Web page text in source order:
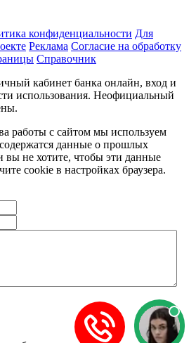
конфиденциальности Для
Реклама Согласие на обработку
Справочник
кабинет банка онлайн, вход и
использования. Неофициальный
работы с сайтом мы используем
данные о прошлых
вы не хотите, чтобы эти данные
cookie в настройках браузера.